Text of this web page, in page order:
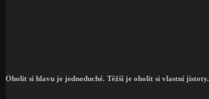
Oholit si hlavu je jednoduché. Těžší je oholit si vlastní jistoty.